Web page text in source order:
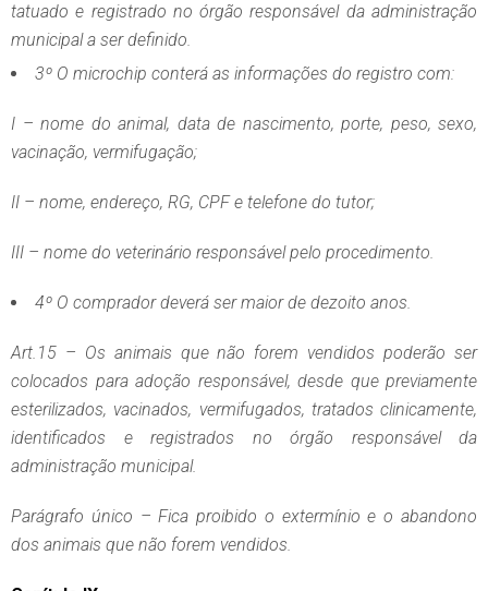
tatuado e registrado no órgão responsável da administração
municipal a ser definido.
3º O microchip conterá as informações do registro com:
I – nome do animal, data de nascimento, porte, peso, sexo,
vacinação, vermifugação;
II – nome, endereço, RG, CPF e telefone do tutor;
III – nome do veterinário responsável pelo procedimento.
4º O comprador deverá ser maior de dezoito anos.
Art.15 – Os animais que não forem vendidos poderão ser
colocados para adoção responsável, desde que previamente
esterilizados, vacinados, vermifugados, tratados clinicamente,
identificados e registrados no órgão responsável da
administração municipal.
Parágrafo único – Fica proibido o extermínio e o abandono
dos animais que não forem vendidos.